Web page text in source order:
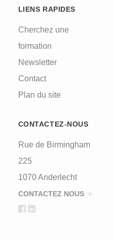
LIENS RAPIDES
Cherchez une
formation
Newsletter
Contact
Plan du site
CONTACTEZ-NOUS
Rue de Birmingham
225
1070 Anderlecht
CONTACTEZ NOUS